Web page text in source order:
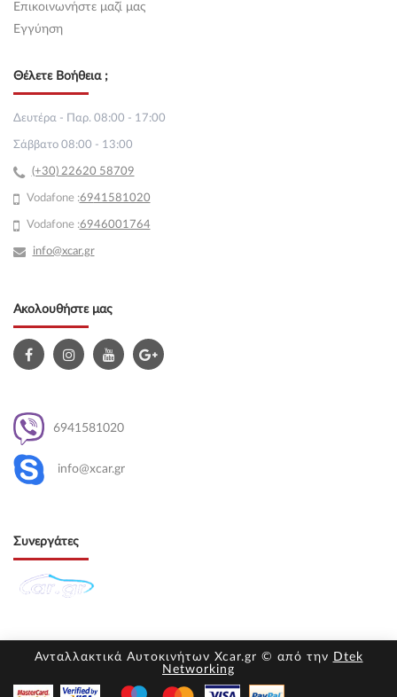
Επικοινωνήστε μαζί μας
Εγγύηση
Θέλετε Βοήθεια ;
Δευτέρα - Παρ. 08:00 - 17:00
Σάββατο 08:00 - 13:00
(+30) 22620 58709
Vodafone :6941581020
Vodafone :6946001764
info@xcar.gr
Ακολουθήστε μας
6941581020
info@xcar.gr
Συνεργάτες
Ανταλλακτικά Αυτοκινήτων Xcar.gr © από την Dtek
Networking